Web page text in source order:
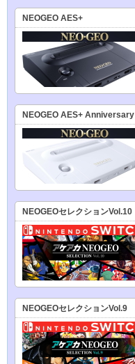
NEOGEO AES+
NEOGEO AES+ Anniversary
NEOGEOセレクションVol.10
NEOGEOセレクションVol.9